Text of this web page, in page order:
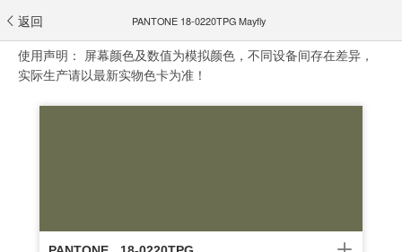
返回 PANTONE 18-0220TPG Mayfly
使用声明： 屏幕颜色及数值为模拟颜色，不同设备间存在差异，
实际生产请以最新实物色卡为准！